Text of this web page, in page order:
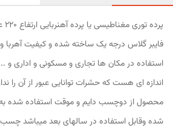
فایبر گلاس درجه یک ساخته شده و کیفیت آهربا و
استفاده در مکان ها تجاری و مسکونی و اداری و
اندازه ای هست که حشرات توانایی عبور از آن را
محصول از دوچسب دایم و موقت استفاده شده
شده وقابل استفاده در سالهای بعد میباشد